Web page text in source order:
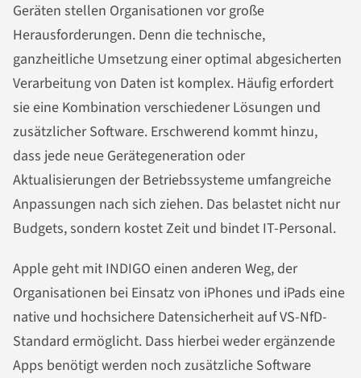
Geräten stellen Organisationen vor große
Herausforderungen. Denn die technische,
ganzheitliche Umsetzung einer optimal abgesicherten
Verarbeitung von Daten ist komplex. Häufig erfordert
sie eine Kombination verschiedener Lösungen und
zusätzlicher Software. Erschwerend kommt hinzu,
dass jede neue Gerätegeneration oder
Aktualisierungen der Betriebssysteme umfangreiche
Anpassungen nach sich ziehen. Das belastet nicht nur
Budgets, sondern kostet Zeit und bindet IT-Personal.
Apple geht mit INDIGO einen anderen Weg, der
Organisationen bei Einsatz von iPhones und iPads eine
native und hochsichere Datensicherheit auf VS-NfD-
Standard ermöglicht. Dass hierbei weder ergänzende
Apps benötigt werden noch zusätzliche Software